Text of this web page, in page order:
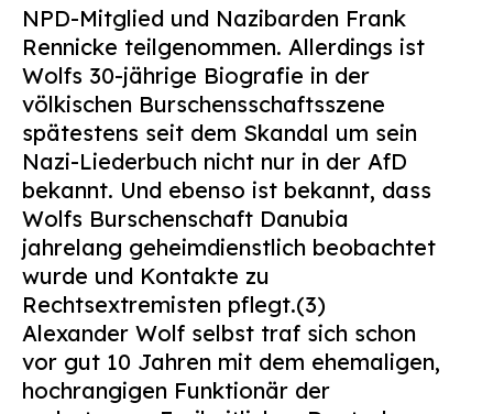
NPD-Mitglied und Nazibarden Frank
Rennicke teilgenommen. Allerdings ist
Wolfs 30-jährige Biografie in der
völkischen Burschensschaftsszene
spätestens seit dem Skandal um sein
Nazi-Liederbuch nicht nur in der AfD
bekannt. Und ebenso ist bekannt, dass
Wolfs Burschenschaft Danubia
jahrelang geheimdienstlich beobachtet
wurde und Kontakte zu
Rechtsextremisten pflegt.(3)
Alexander Wolf selbst traf sich schon
vor gut 10 Jahren mit dem ehemaligen,
hochrangigen Funktionär der